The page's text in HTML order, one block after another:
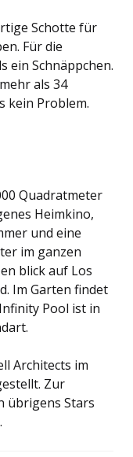
Schotte für
Für die
ein Schnäppchen.
als 34
kein Problem.
Quadratmeter
Heimkino,
und eine
im ganzen
blick auf Los
Im Garten findet
Pool ist in
Architects im
Zur
übrigens Stars